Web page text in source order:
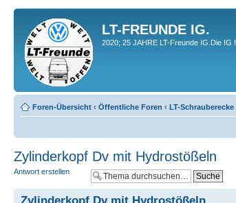
LT-FREUNDE IG.
2020; 25 JAHRE LT-Freunde IG.Die IG
Foren-Übersicht ‹ Öffentliche Foren ‹ LT-Schrauberecke
Zylinderkopf Dv mit Hydrostößeln
Antwort erstellen